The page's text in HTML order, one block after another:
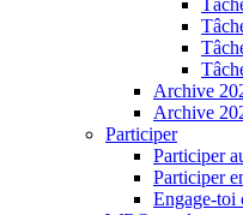
Archive
Archive
Participer
Participer
Participer
Engage-toi